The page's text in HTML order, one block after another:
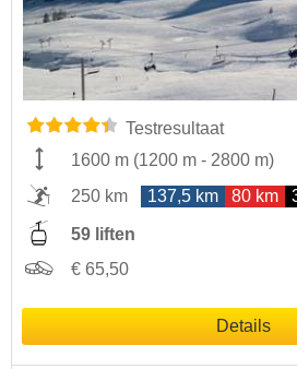
Testresultaat
1600 m (1200 m - 2800 m)
250 km
137,5 km 80 km
59 liften
€ 65,50
Details